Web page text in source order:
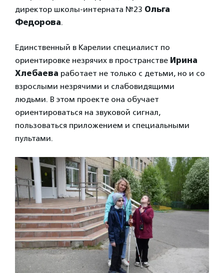
директор школы-интерната №23 Ольга
Федорова.
Единственный в Карелии специалист по
ориентировке незрячих в пространстве Ирина
Хлебаева работает не только с детьми, но и со
взрослыми незрячими и слабовидящими
людьми. В этом проекте она обучает
ориентироваться на звуковой сигнал,
пользоваться приложением и специальными
пультами.